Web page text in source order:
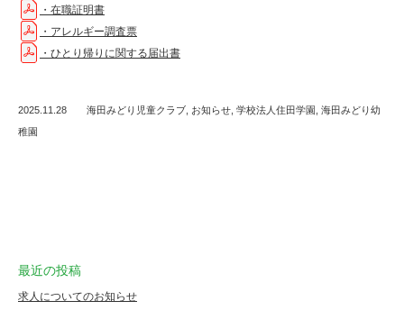
・在職証明書
・アレルギー調査票
・ひとり帰りに関する届出書
2025.11.28 海田みどり児童クラブ お知らせ 学校法人住田学園
海田みどり幼
稚園
最近の投稿
求人についてのお知らせ